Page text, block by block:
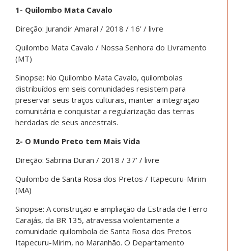
1- Quilombo Mata Cavalo
Direção: Jurandir Amaral / 2018 / 16’ / livre
Quilombo Mata Cavalo / Nossa Senhora do Livramento
(MT)
Sinopse: No Quilombo Mata Cavalo, quilombolas
distribuídos em seis comunidades resistem para
preservar seus traços culturais, manter a integração
comunitária e conquistar a regularização das terras
herdadas de seus ancestrais.
2- O Mundo Preto tem Mais Vida
Direção: Sabrina Duran / 2018 / 37’ / livre
Quilombo de Santa Rosa dos Pretos / Itapecuru-Mirim
(MA)
Sinopse: A construção e ampliação da Estrada de Ferro
Carajás, da BR 135, atravessa violentamente a
comunidade quilombola de Santa Rosa dos Pretos
Itapecuru-Mirim, no Maranhão. O Departamento